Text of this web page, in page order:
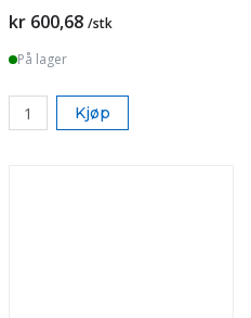
Pris
kr 600,68 /stk
På lager
Kjøp